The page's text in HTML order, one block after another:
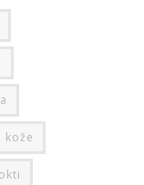
kože